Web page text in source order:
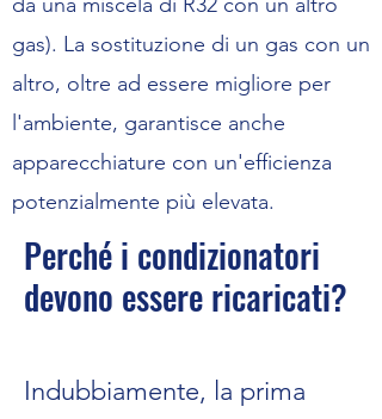
gas). La sostituzione di un gas con un
altro, oltre ad essere migliore per
l'ambiente, garantisce anche
apparecchiature con un'efficienza
potenzialmente più elevata.
Perché i condizionatori
devono essere ricaricati?
Indubbiamente, la prima